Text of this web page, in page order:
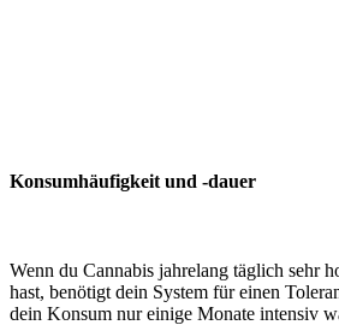
Konsumhäufigkeit und -dauer
Wenn du Cannabis jahrelang täglich sehr
hast, benötigt dein System für einen
dein Konsum nur einige Monate intensiv